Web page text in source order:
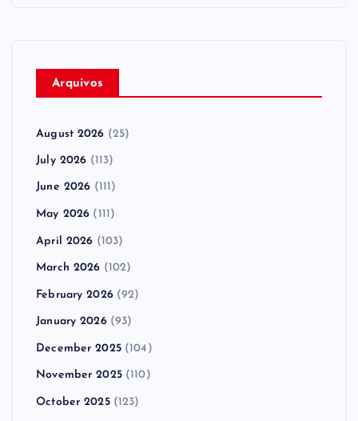
Arquivos
August 2026 (25)
July 2026 (113)
June 2026 (111)
May 2026 (111)
April 2026 (103)
March 2026 (102)
February 2026(92)
January 2026(93)
December 2025(104)
November 2025(110)
October 2025(123)